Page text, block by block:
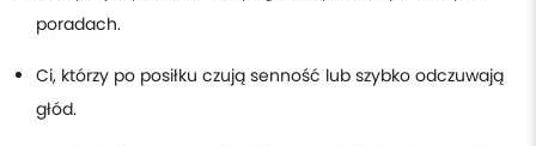
poradach.
Ci, którzy po posiłku czują senność lub szybko odczuwają
głód.